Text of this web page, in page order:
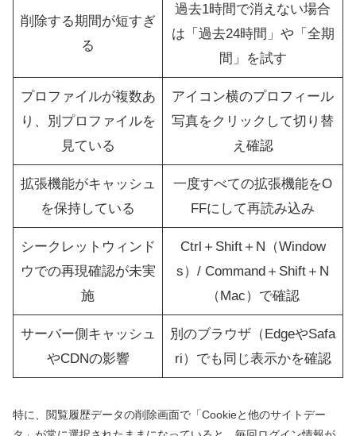
削除する期間が短すぎ
る
過去1時間で消えない場合
は「過去24時間」や「全期
間」を試す
プロファイルが複数あ
り、別プロファイルを
見ている
アイコン横のプロフィール
写真をクリックして切り替
え確認
拡張機能がキャッシュ
を保持している
一度すべての拡張機能をO
FFにして再読み込み
シークレットウィンド
ウでの再現確認が未実
施
Ctrl＋Shift＋N（Window
s）/ Command＋Shift＋N
（Mac）で確認
サーバー側キャッシュ
やCDNの影響
別のブラウザ（EdgeやSafa
ri）でも同じ表示かを確認
特に、閲覧履歴データの削除画面で「Cookieと他のサイトデー